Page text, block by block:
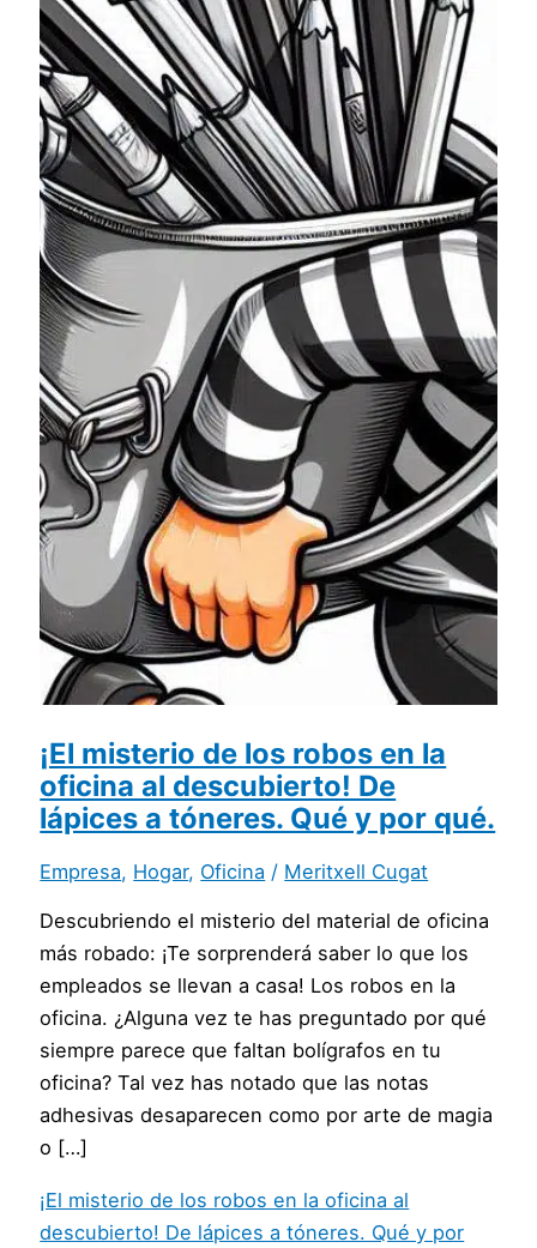
¡El misterio de los robos en la
oficina al descubierto! De
lápices a tóneres. Qué y por qué.
Empresa, Hogar, Oficina / Meritxell Cugat
Descubriendo el misterio del material de oficina
más robado: ¡Te sorprenderá saber lo que los
empleados se llevan a casa! Los robos en la
oficina. ¿Alguna vez te has preguntado por qué
siempre parece que faltan bolígrafos en tu
oficina? Tal vez has notado que las notas
adhesivas desaparecen como por arte de magia
o […]
¡El misterio de los robos en la oficina al
descubierto! De lápices a tóneres. Qué y por